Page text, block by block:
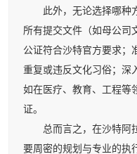
此外，无论选择哪种方
所有提交文件（如母公司
公证符合沙特官方要求；
重复或违反文化习俗；深
如在医疗、教育、工程等
证。
总而言之，在沙特阿拉
要周密的规划与专业的执